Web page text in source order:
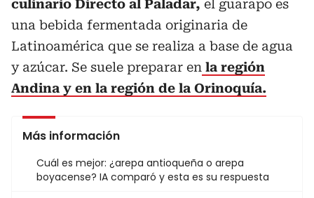
culinario Directo al Paladar, el guarapo es
una bebida fermentada originaria de
Latinoamérica que se realiza a base de agua
y azúcar. Se suele preparar en la región
Andina y en la región de la Orinoquía.
Más información
Cuál es mejor: ¿arepa antioqueña o arepa
boyacense? IA comparó y esta es su respuesta